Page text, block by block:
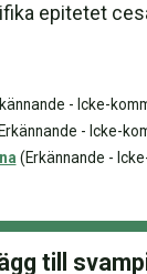
epitetet
- Icke-
- Icke-
(Erkännande -